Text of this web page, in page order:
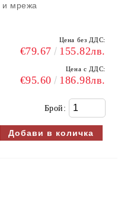
и мрежа
Цена без ДДС:
€79.67 155.82лв.
Цена с ДДС:
€95.60 186.98лв.
Брой: